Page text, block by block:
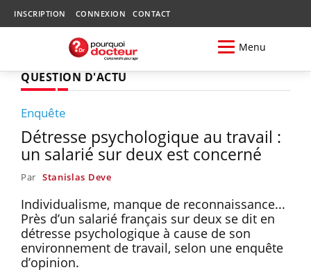
INSCRIPTION CONNEXION CONTACT
Menu
QUESTION D'ACTU
Enquête
Détresse psychologique au travail :
un salarié sur deux est concerné
Par Stanislas Deve
Individualisme, manque de reconnaissance...
Près d’un salarié français sur deux se dit en
détresse psychologique à cause de son
environnement de travail, selon une enquête
d’opinion.